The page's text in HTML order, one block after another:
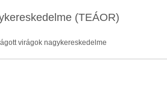
(TEÁOR)
virágok nagykereskedelme